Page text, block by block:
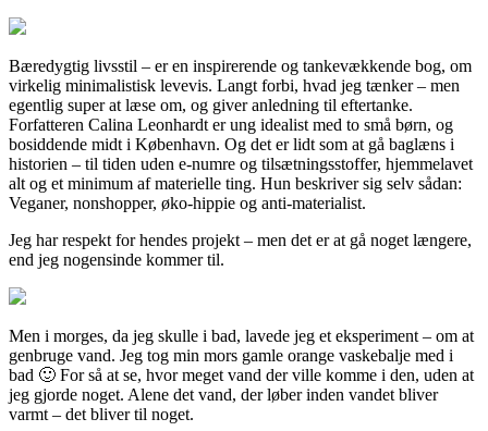
Bæredygtig livsstil – er en inspirerende og tankevækkende bog, om
virkelig minimalistisk levevis. Langt forbi, hvad jeg tænker – men
egentlig super at læse om, og giver anledning til eftertanke.
Forfatteren Calina Leonhardt er ung idealist med to små børn, og
bosiddende midt i København. Og det er lidt som at gå baglæns i
historien – til tiden uden e-numre og tilsætningsstoffer, hjemmelavet
alt og et minimum af materielle ting. Hun beskriver sig selv sådan:
Veganer, nonshopper, øko-hippie og anti-materialist.
Jeg har respekt for hendes projekt – men det er at gå noget længere,
end jeg nogensinde kommer til.
Men i morges, da jeg skulle i bad, lavede jeg et eksperiment – om at
genbruge vand. Jeg tog min mors gamle orange vaskebalje med i
bad 🙂 For så at se, hvor meget vand der ville komme i den, uden at
jeg gjorde noget. Alene det vand, der løber inden vandet bliver
varmt – det bliver til noget.